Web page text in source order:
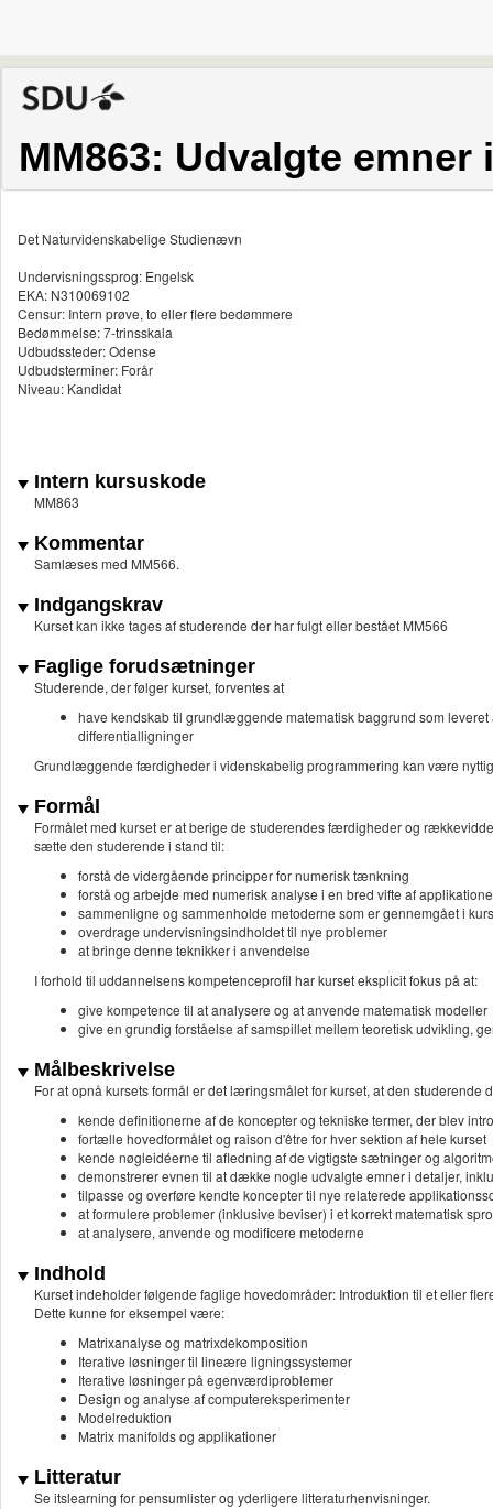
MM863: Udvalgte
Det Naturvidenskabelige Studienævn
Undervisningssprog: Engelsk
EKA: N310069102
Censur: Intern prøve, to eller flere bedømmere
Bedømmelse: 7-trinsskala
Udbudssteder: Odense
Udbudsterminer: Forår
Niveau: Kandidat
Intern kursuskode
MM863
Kommentar
Samlæses med MM566.
Indgangskrav
Kurset kan ikke tages af studerende der har fulgt eller bestået MM566
Faglige forudsætninger
Studerende, der følger kurset, forventes at
have kendskab til grundlæggende matematisk baggrund som
differentialligninger
Grundlæggende færdigheder i videnskabelig programmering kan være
Formål
Formålet med kurset er at berige de studerendes færdigheder og
sætte den studerende i stand til:
forstå de vidergående principper for numerisk tænkning
forstå og arbejde med numerisk analyse i en bred vifte af
sammenligne og sammenholde metoderne som er gennemgået i
overdrage undervisningsindholdet til nye problemer
at bringe denne teknikker i anvendelse
I forhold til uddannelsens kompetenceprofil har kurset eksplicit fokus på at:
give kompetence til at analysere og at anvende matematisk modeller
give en grundig forståelse af samspillet mellem teoretisk udvikling,
Målbeskrivelse
For at opnå kursets formål er det læringsmålet for kurset, at den
kende definitionerne af de koncepter og tekniske termer, der blev
fortælle hovedformålet og raison d'être for hver sektion af hele kurset
kende nøgleidéerne til afledning af de vigtigste sætninger og
demonstrerer evnen til at dække nogle udvalgte emner i detaljer,
tilpasse og overføre kendte koncepter til nye relaterede
at formulere problemer (inklusive beviser) i et korrekt matematisk
at analysere, anvende og modificere metoderne
Indhold
Kurset indeholder følgende faglige hovedområder: Introduktion til et eller
Dette kunne for eksempel være:
Matrixanalyse og matrixdekomposition
Iterative løsninger til lineære ligningssystemer
Iterative løsninger på egenværdiproblemer
Design og analyse af computereksperimenter
Modelreduktion
Matrix manifolds og applikationer
Litteratur
Se itslearning for pensumlister og yderligere litteraturhenvisninger.